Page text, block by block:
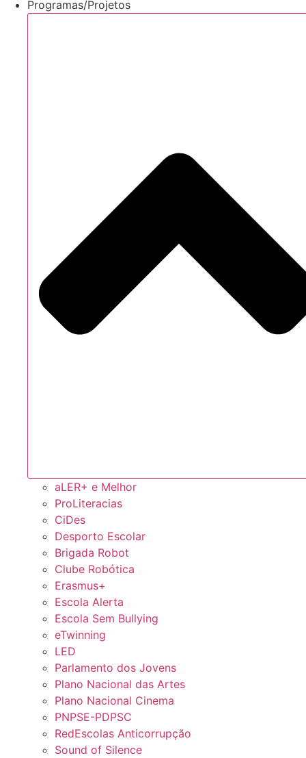
Programas/Projetos
aLER+ e Melhor
ProLiteracias
CiDes
Desporto Escolar
Brigada Robot
Clube Robótica
Erasmus+
Escola Alerta
Escola Sem Bullying
eTwinning
LED
Parlamento dos Jovens
Plano Nacional das Artes
Plano Nacional Cinema
PNPSE-PDPSC
RedEscolas Anticorrupção
Sound of Silence